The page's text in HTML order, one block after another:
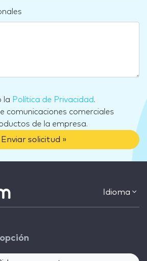
la Política de Privacidad.
comunicaciones comerciales
de la empresa.
Enviar solicitud »
Idioma